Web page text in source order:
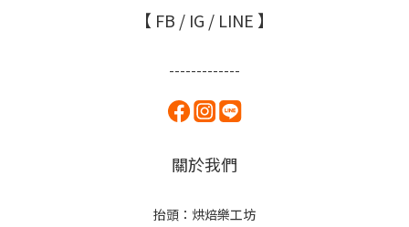
【 FB / IG / LINE 】
-------------
關於我們
抬頭：烘焙樂工坊